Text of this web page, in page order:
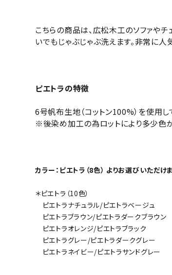
こちらの商品は、広松木工のソファやチ
いでもじゃぶじゃぶ洗えます。非常に
ピエトラの特徴
6号帆布生地（コットン100%）を使用
※後染め加工の為ロットにより多少色
カラー：ピエトラ（8色） よりお選びいただけま
＊ピエトラ（10色）
ピエトラナチュラル/ピエトラベージュ
ピエトラブラウン/ピエトラダークブラウン
ピエトラオレンジ/ピエトラブラック
ピエトラグレー/ピエトラダークグレー
ピエトラネイビー/ピエトラサンドグレー